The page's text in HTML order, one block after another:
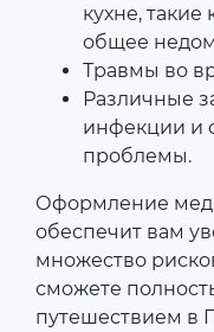
кухне, такие
общее
Травмы во
Различные
инфекции и
проблемы.
Оформление
обеспечит вам
множество
сможете
путешествием в